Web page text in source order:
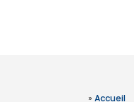
» Accueil